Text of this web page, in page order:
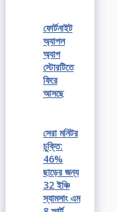
ফোর্টনাইট
অ্যাপল
অ্যাপ
স্টোরটিতে
ফিরে
আসছে
সেরা মনিটর
চুক্তি:
46%
ছাড়ের জন্য
32 ইঞ্চি
স্যামসাং এম